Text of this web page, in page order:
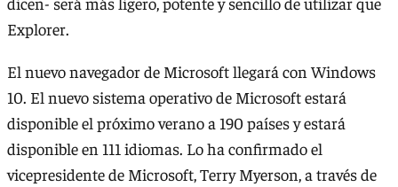
Explorer.
El nuevo navegador de Microsoft llegará con Windows
10. El nuevo sistema operativo de Microsoft estará
disponible el próximo verano a 190 países y estará
disponible en 111 idiomas. Lo ha confirmado el
vicepresidente de Microsoft, Terry Myerson, a través de